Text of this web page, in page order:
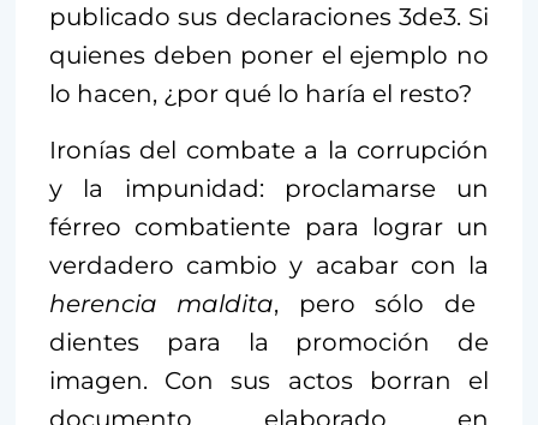
publicado sus declaraciones 3de3. Si
quienes deben poner el ejemplo no
lo hacen, ¿por qué lo haría el resto?
Ironías del combate a la corrupción
y la impunidad: proclamarse un
férreo combatiente para lograr un
verdadero cambio y acabar con la
herencia maldita, pero sólo de
dientes para la promoción de
imagen. Con sus actos borran el
documento elaborado en